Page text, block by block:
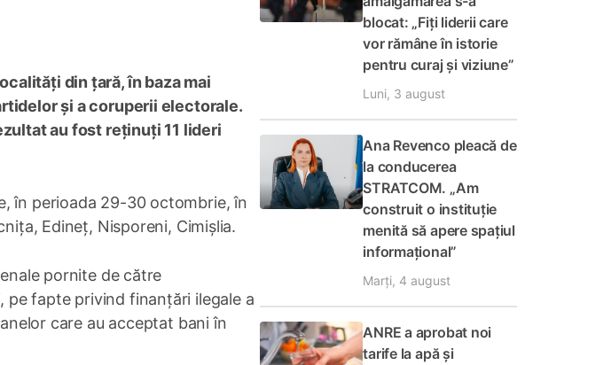
din țară, în baza mai
și a coruperii electorale.
au fost reținuți 11 lideri
în perioada 29-30 octombrie, în
Edineț, Nisporeni, Cimișlia.
pornite de către
pe fapte privind finanțări ilegale a
care au acceptat bani în
blocat: „Fiți liderii care
vor rămâne în istorie
pentru curaj și viziune”
Luni, 3 august
Ana Revenco pleacă de
la conducerea
STRATCOM. „Am
construit o instituție
menită să apere spațiul
informațional”
Marți, 4 august
ANRE a aprobat noi
tarife la apă și